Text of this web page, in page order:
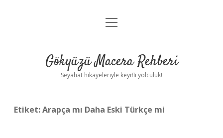
Anasayfa
Yasal Uyarı
menüyü
Gökyüzü Macera Rehberi
Seyahat hikayeleriyle keyifli yolculuk!
Etiket:Arapça mı Daha Eski Türkçe mi